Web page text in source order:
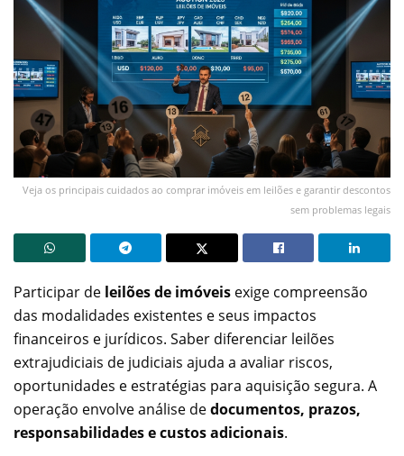
Veja os principais cuidados ao comprar imóveis em leilões e garantir descontos
sem problemas legais
Participar de leilões de imóveis exige compreensão
das modalidades existentes e seus impactos
financeiros e jurídicos. Saber diferenciar leilões
extrajudiciais de judiciais ajuda a avaliar riscos,
oportunidades e estratégias para aquisição segura. A
operação envolve análise dedocumentos, prazos,
responsabilidades e custos adicionais.